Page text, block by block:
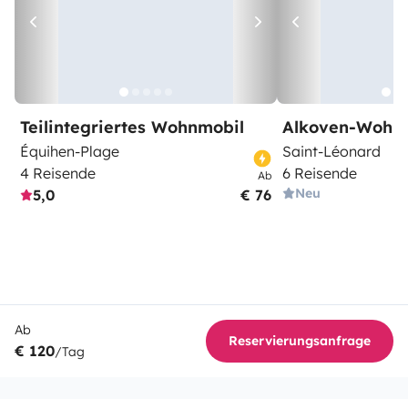
Teilintegriertes Wohnmobil
Équihen-Plage
4 Reisende
5,0
Ab
€ 76
Alkoven-
Saint-Léonard
6 Reisende
Neu
Ab
€ 120/Tag
Reservierungsanfrage